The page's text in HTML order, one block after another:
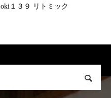
oki１３９ リトミック